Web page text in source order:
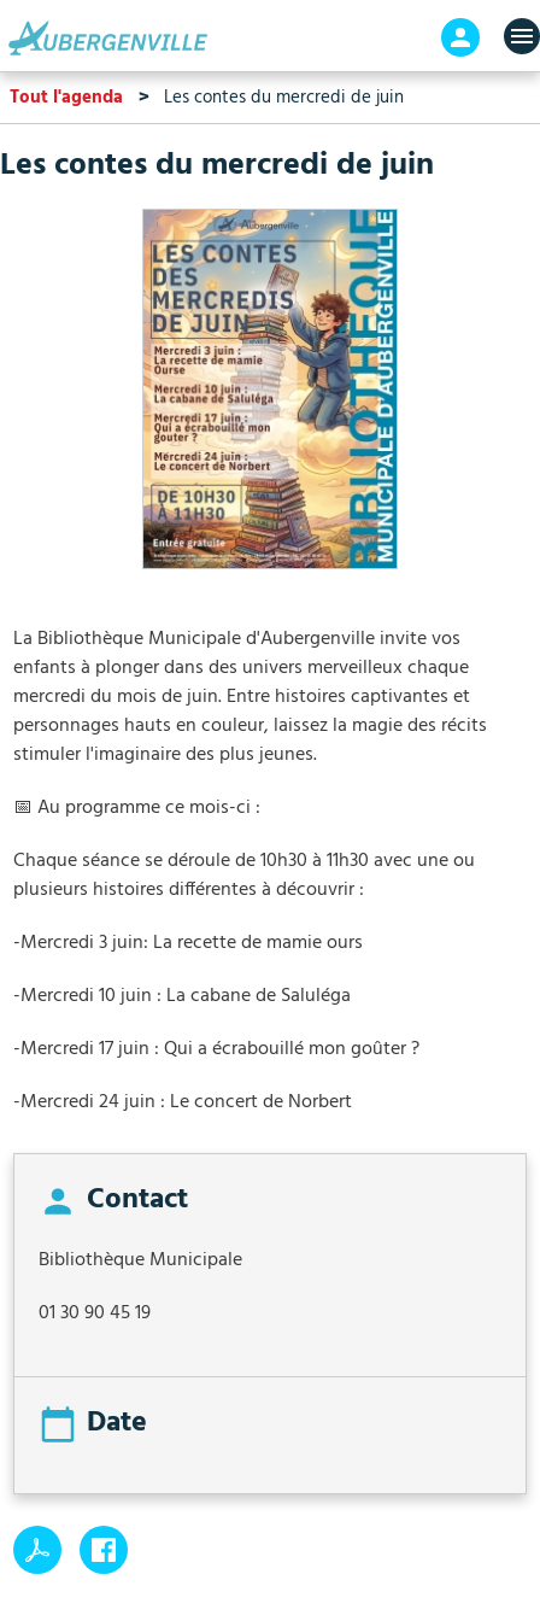
contenu
principal
En-
tête
Tout l'agenda Les contes du mercredi de juin
Les contes du mercredi de juin
La Bibliothèque Municipale d'Aubergenville invite vos
enfants à plonger dans des univers merveilleux chaque
mercredi du mois de juin. Entre histoires captivantes et
personnages hauts en couleur, laissez la magie des récits
stimuler l'imaginaire des plus jeunes.
📅 Au programme ce mois-ci :
Chaque séance se déroule de 10h30 à 11h30 avec une ou
plusieurs histoires différentes à découvrir :
-Mercredi 3 juin: La recette de mamie ours
-Mercredi 10 juin : La cabane de Saluléga
-Mercredi 17 juin : Qui a écrabouillé mon goûter ?
-Mercredi 24 juin : Le concert de Norbert
Contact
Bibliothèque Municipale
01 30 90 45 19
Date